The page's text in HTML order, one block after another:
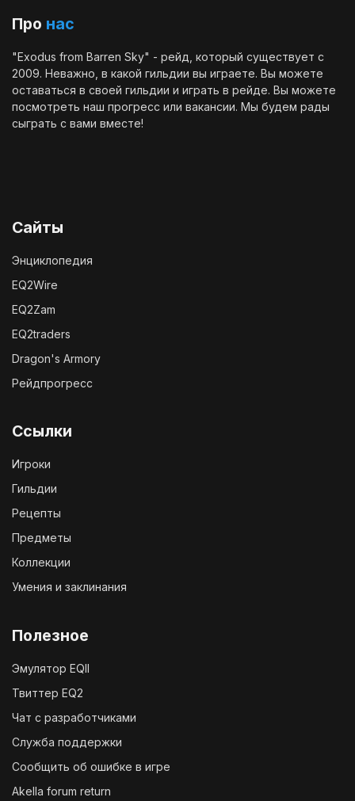
Про нас
"Exodus from Barren Sky" - рейд, который существует с
2009. Неважно, в какой гильдии вы играете. Вы можете
оставаться в своей гильдии и играть в рейде. Вы можете
посмотреть наш прогресс или вакансии. Мы будем рады
сыграть с вами вместе!
Сайты
Энциклопедия
EQ2Wire
EQ2Zam
EQ2traders
Dragon's Armory
Рейдпрогресс
Ссылки
Игроки
Гильдии
Рецепты
Предметы
Коллекции
Умения и заклинания
Полезное
Эмулятор EQII
Твиттер EQ2
Чат с разработчиками
Служба поддержки
Сообщить об ошибке в игре
Akella forum return